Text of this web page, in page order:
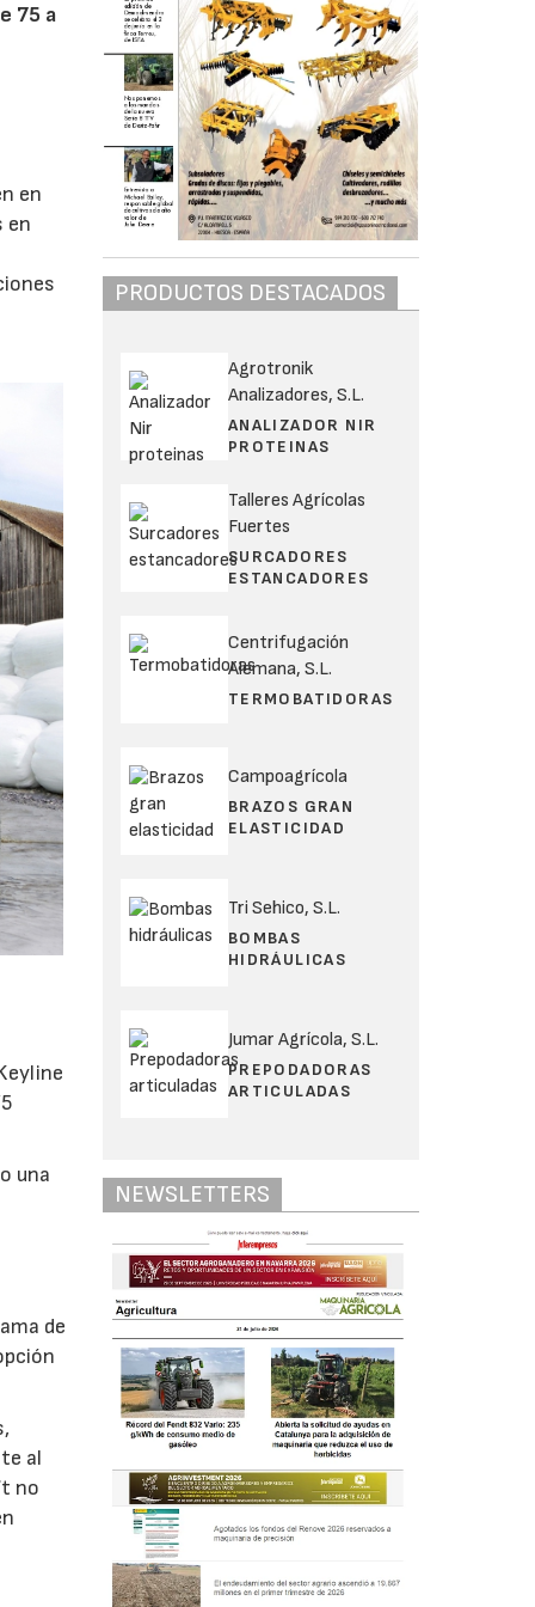
75 a
en
en
una
de
al
no
PRODUCTOS DESTACADOS
Agrotronik
Analizadores, S.L.
ANALIZADOR NIR
PROTEINAS
Talleres Agrícolas
Fuertes
SURCADORES
ESTANCADORES
Centrifugación
Alemana, S.L.
TERMOBATIDORAS
Campoagrícola
BRAZOS GRAN
ELASTICIDAD
Tri Sehico, S.L.
BOMBAS
HIDRÁULICAS
Jumar Agrícola, S.L.
PREPODADORAS
ARTICULADAS
NEWSLETTERS